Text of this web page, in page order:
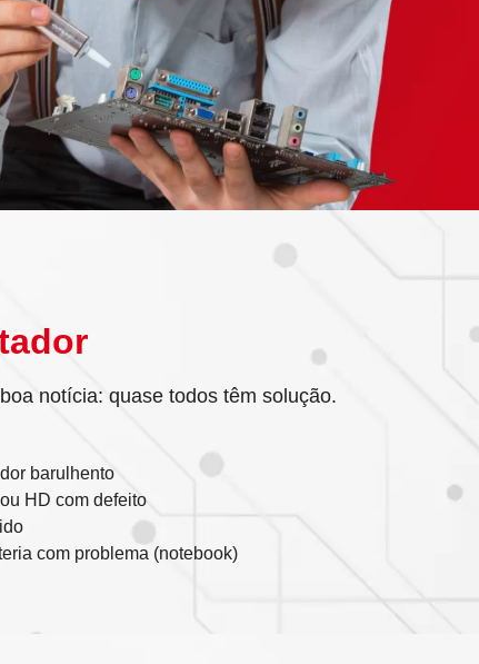
notícia: quase todos têm solução.
barulhento
HD com defeito
com problema (notebook)